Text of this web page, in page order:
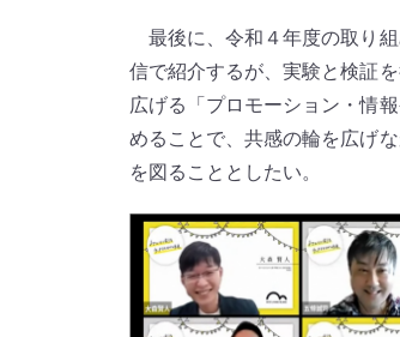
最後に、令和４年度の取り
信で紹介するが、実験と検証
広げる「プロモーション・情
めることで、共感の輪を広げ
を図ることとしたい。